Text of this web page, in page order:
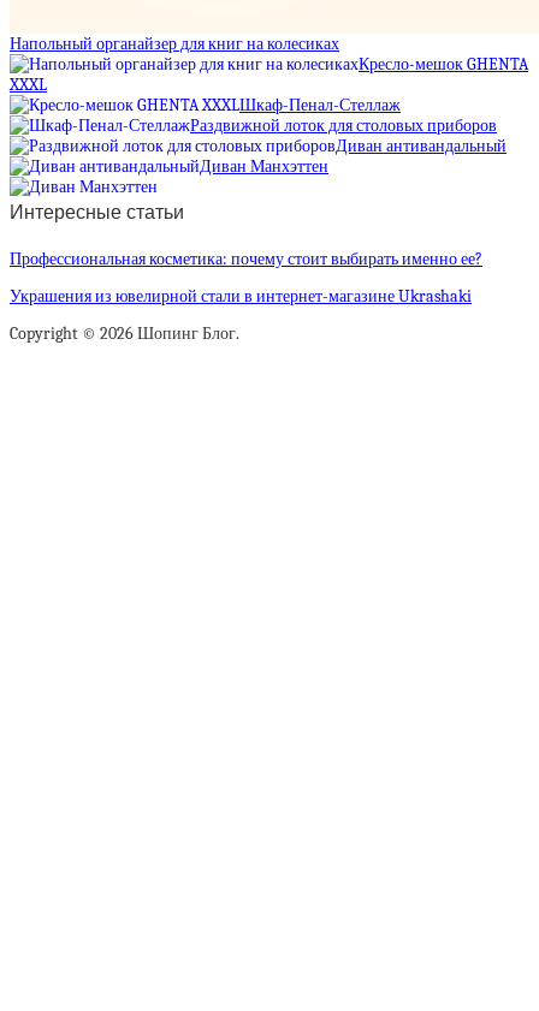
Напольный органайзер для книг на колесиках
Кресло-мешок GHENTA
XXXL
Шкаф-Пенал-Стеллаж
Раздвижной лоток для столовых приборов
Диван антивандальный
Диван Манхэттен
Интересные статьи
Профессиональная косметика: почему стоит выбирать именно ее?
Украшения из ювелирной стали в интернет-магазине Ukrashaki
Copyright © 2026 Шопинг Блог.